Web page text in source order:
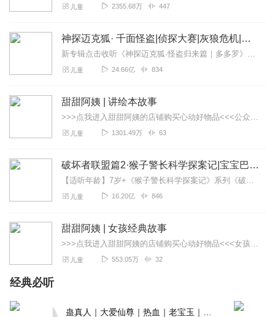
儿童 2355.68万 447
神探迈克狐· 千面怪盗|侦探大赛|灰狼危机|多多罗
新专辑点击收听《神探迈克狐·怪盗归来篇｜多多罗》！！！>>>点击进入主播橱窗购买《神探迈克狐》系列图书吧!<<<多多罗故事【点击前往】收听多多罗其他好玩有趣的故...
儿童 24.66亿 834
甜甜阿姨 | 讲绘本故事
>>>点我进入甜甜阿姨的店铺购买心动好物品<<<公众号：甜甜阿姨讲故事。童书，戏剧，手工，旅行，乐园，高效陪娃我们更专业。欢迎关注【甜甜阿姨讲故事】微信公众账...
儿童 1301.49万 63
破坏者联盟篇2·猴子警长科学探案记|宝宝巴士故事
【适听年龄】7岁+《猴子警长科学探案记》系列《破坏者联盟篇1·猴子警长科学探案记》>>>《破坏者联盟篇2·猴子警长科学探案记》>>>《破坏者联盟篇3·猴子警长科...
儿童 16.20亿 846
甜甜阿姨 | 女孩经典故事
>>>点我进入甜甜阿姨的店铺购买心动好物品<<<女孩儿最喜欢听什么故事呢？来听甜甜阿姨讲给你听吧。女孩子应具有的善良真诚、自信坚强、聪明智慧、开朗乐观等品格在本...
儿童 553.05万 32
经典必听